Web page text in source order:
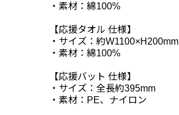
・素材：綿100%
【応援タオル 仕様】
・サイズ：約W1100×H200mm
・素材：綿100%
【応援バット 仕様】
・サイズ：全長約395mm
・素材：PE、ナイロン